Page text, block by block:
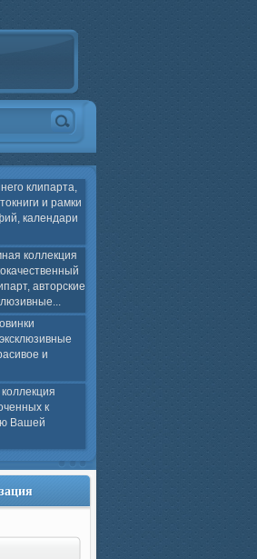
клипарта,
и рамки
календари
коллекция
авторские
и
к
Вашей